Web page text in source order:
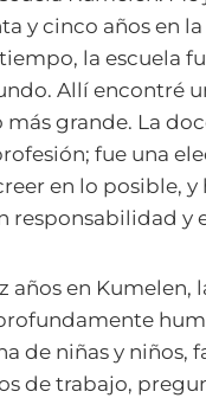
y cinco años en
la escuela
Allí encontré
grande. La
fue una
en lo posible, y
y
años en Kumelen,
de niñas y niños,
de trabajo,